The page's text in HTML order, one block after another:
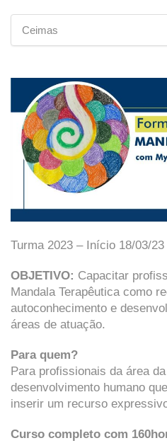
Ceimas
Turma 2023 – Início 18/03/23
OBJETIVO: Capacitar
Mandala Terapêutica como
autoconhecimento e
áreas de atuação.
Para quem?
Para profissionais da área
desenvolvimento humano
inserir um recurso
Curso completo com